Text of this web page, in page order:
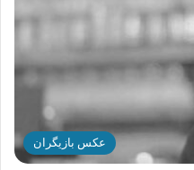
عکس بازیگران